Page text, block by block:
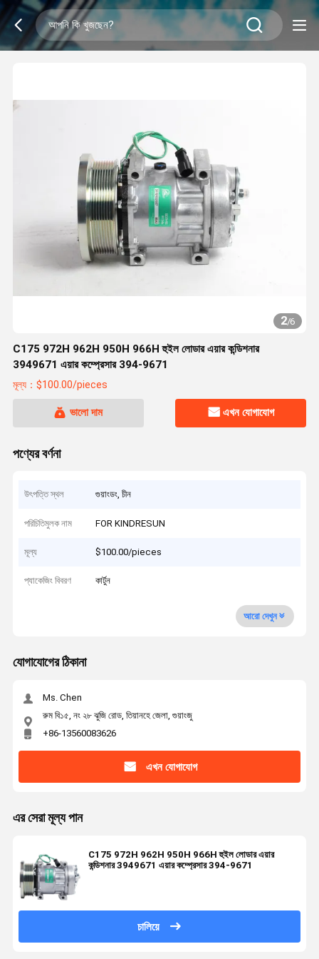
2/6
C175 972H 962H 950H 966H হুইল লোডার এয়ার কন্ডিশনার
3949671 এয়ার কম্প্রেসার 394-9671
মূল্য：$100.00/pieces
ভালো দাম এখন যোগাযোগ
পণ্যের বর্ণনা
উৎপত্তি স্থল গুয়াংডং, চীন
পরিচিতিমুলক নাম FOR KINDRESUN
মূল্য $100.00/pieces
প্যাকেজিং বিবরণ কার্টুন
আরো দেখুন
যোগাযোগের ঠিকানা
Ms. Chen
রুম বি১৫, নং ২৮ ঝুজি রোড, তিয়ানহে জেলা, গুয়াংজু
+86-13560083626
এখন যোগাযোগ
এর সেরা মূল্য পান
C175 972H 962H 950H 966H হুইল লোডার এয়ার
কন্ডিশনার 3949671 এয়ার কম্প্রেসার 394-9671
চালিয়ে